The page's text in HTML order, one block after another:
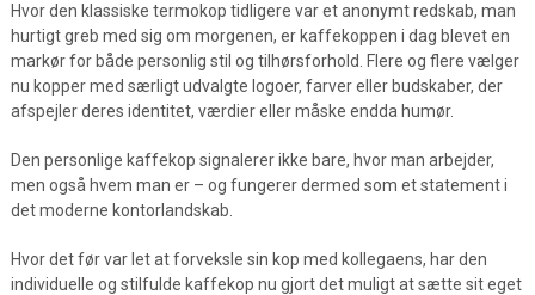
Hvor den klassiske termokop tidligere var et anonymt redskab, man
hurtigt greb med sig om morgenen, er kaffekoppen i dag blevet en
markør for både personlig stil og tilhørsforhold. Flere og flere vælger
nu kopper med særligt udvalgte logoer, farver eller budskaber, der
afspejler deres identitet, værdier eller måske endda humør.
Den personlige kaffekop signalerer ikke bare, hvor man arbejder,
men også hvem man er – og fungerer dermed som et statement i
det moderne kontorlandskab.
Hvor det før var let at forveksle sin kop med kollegaens, har den
individuelle og stilfulde kaffekop nu gjort det muligt at sætte sit eget